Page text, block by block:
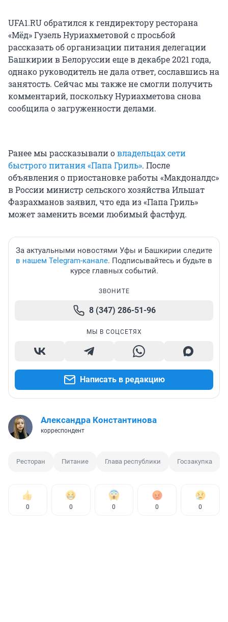
UFA1.RU обратился к гендиректору ресторана
«Мёд» Гузель Нуриахметовой с просьбой
рассказать об организации питания делегации
Башкирии в Белоруссии еще в декабре 2021 года,
однако руководитель не дала ответ, сославшись на
занятость. Сейчас мы также не смогли получить
комментарий, поскольку Нуриахметова снова
сообщила о загруженности делами.
Ранее мы рассказывали овладельцах сети
быстрого питания «Папа Гриль». После
объявления о приостановке работы «Макдоналдс»
в России министр сельского хозяйства Ильшат
Фазрахманов заявил, что еда из «Папа Гриль»
может заменить всеми любимый фастфуд.
За актуальными новостями Уфы и Башкирии следите
в нашем Telegram-канале. Подписывайтесь и будьте в
курсе главных событий.
ЗВОНИТЕ
8 (347) 286-51-96
МЫ В СОЦСЕТЯХ
Написать в редакцию
Александра Константинова
корреспондент
Ресторан Питание Глава республики Госзакупка
0 0 0 0 0